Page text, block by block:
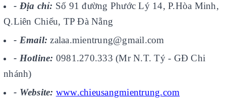
- Địa chỉ: Số 91 đường Phước Lý 14, P.Hòa Minh,
Q.Liên Chiểu, TP Đà Nẵng
- Email: zalaa.mientrung@gmail.com
- Hotline: 0981.270.333 (Mr N.T. Tý - GĐ Chi
nhánh)
- Website: www.chieusangmientrung.com